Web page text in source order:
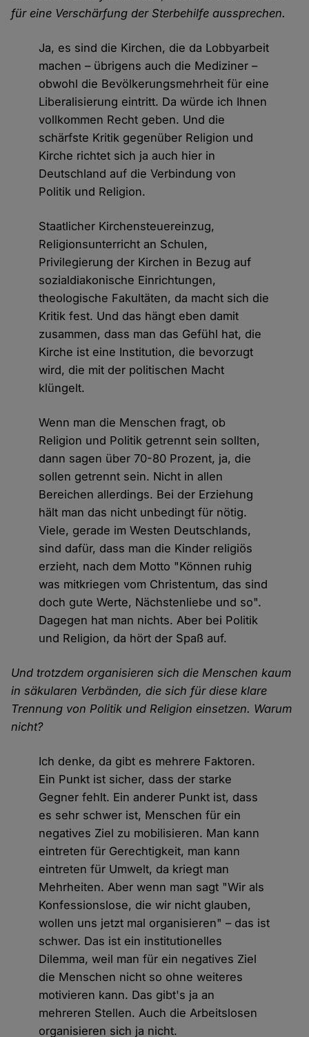
für eine Verschärfung der Sterbehilfe aussprechen.
Ja, es sind die Kirchen, die da Lobbyarbeit
machen – übrigens auch die Mediziner –
obwohl die Bevölkerungsmehrheit für eine
Liberalisierung eintritt. Da würde ich Ihnen
vollkommen Recht geben. Und die
schärfste Kritik gegenüber Religion und
Kirche richtet sich ja auch hier in
Deutschland auf die Verbindung von
Politik und Religion.
Staatlicher Kirchensteuereinzug,
Religionsunterricht an Schulen,
Privilegierung der Kirchen in Bezug auf
sozialdiakonische Einrichtungen,
theologische Fakultäten, da macht sich die
Kritik fest. Und das hängt eben damit
zusammen, dass man das Gefühl hat, die
Kirche ist eine Institution, die bevorzugt
wird, die mit der politischen Macht
klüngelt.
Wenn man die Menschen fragt, ob
Religion und Politik getrennt sein sollten,
dann sagen über 70-80 Prozent, ja, die
sollen getrennt sein. Nicht in allen
Bereichen allerdings. Bei der Erziehung
hält man das nicht unbedingt für nötig.
Viele, gerade im Westen Deutschlands,
sind dafür, dass man die Kinder religiös
erzieht, nach dem Motto "Können ruhig
was mitkriegen vom Christentum, das sind
doch gute Werte, Nächstenliebe und so".
Dagegen hat man nichts. Aber bei Politik
und Religion, da hört der Spaß auf.
Und trotzdem organisieren sich die Menschen kaum
in säkularen Verbänden, die sich für diese klare
Trennung von Politik und Religion einsetzen. Warum
nicht?
Ich denke, da gibt es mehrere Faktoren.
Ein Punkt ist sicher, dass der starke
Gegner fehlt. Ein anderer Punkt ist, dass
es sehr schwer ist, Menschen für ein
negatives Ziel zu mobilisieren. Man kann
eintreten für Gerechtigkeit, man kann
eintreten für Umwelt, da kriegt man
Mehrheiten. Aber wenn man sagt "Wir als
Konfessionslose, die wir nicht glauben,
wollen uns jetzt mal organisieren" – das ist
schwer. Das ist ein institutionelles
Dilemma, weil man für ein negatives Ziel
die Menschen nicht so ohne weiteres
motivieren kann. Das gibt's ja an
mehreren Stellen. Auch die Arbeitslosen
organisieren sich ja nicht.